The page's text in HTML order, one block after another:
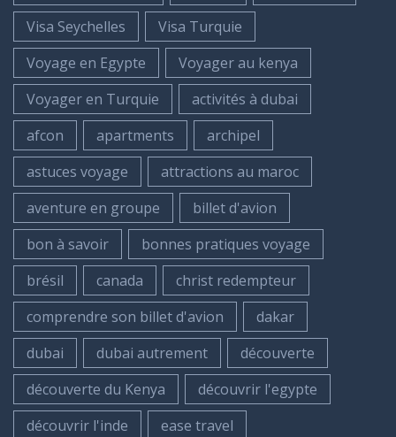
Visa Seychelles
Visa Turquie
Voyage en Egypte
Voyager au kenya
Voyager en Turquie
activités à dubai
afcon
apartments
archipel
astuces voyage
attractions au maroc
aventure en groupe
billet d'avion
bon à savoir
bonnes pratiques voyage
brésil
canada
christ redempteur
comprendre son billet d'avion
dakar
dubai
dubai autrement
découverte
découverte du Kenya
découvrir l'egypte
découvrir l'inde
ease travel